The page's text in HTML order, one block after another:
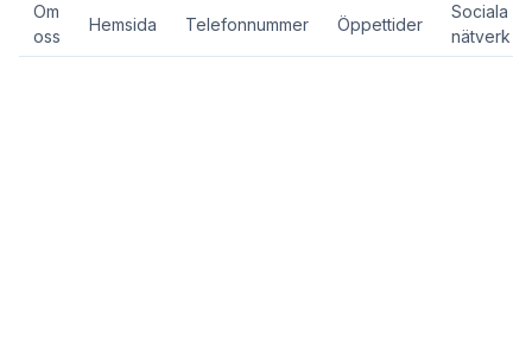
Om
oss
Hemsida Telefonnummer Öppettider
Sociala
nätverk